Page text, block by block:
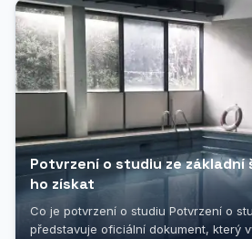
Potvrzení o studiu ze základní
ho získat
Co je potvrzení o studiu Potvrzení o
představuje oficiální dokument, který